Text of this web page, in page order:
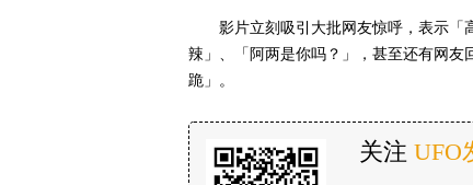
影片立刻吸引大批网友惊呼，表示「
辣」、「阿两是你吗？」，甚至还有网友
跪」。
关注 UFO